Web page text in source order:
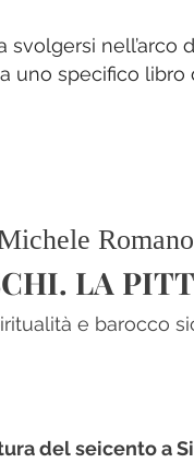
svolgersi
uno specifico libro
Romano
LA
e barocco
del seicento a